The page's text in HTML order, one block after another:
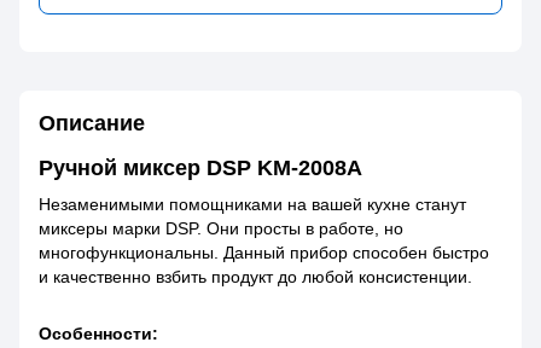
Описание
Ручной миксер DSP KM-2008A
Незаменимыми помощниками на вашей кухне станут
миксеры марки DSP. Они просты в работе, но
многофункциональны. Данный прибор способен быстро
и качественно взбить продукт до любой консистенции.
Особенности: